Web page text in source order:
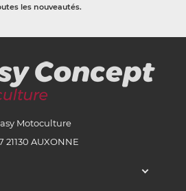
les nouveautés.
Motoculture
21130 AUXONNE